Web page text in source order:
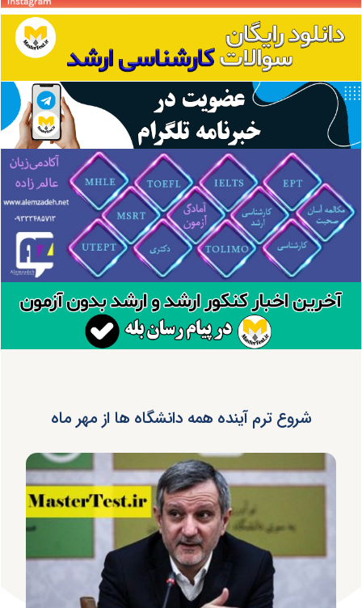
شروع ترم آینده همه دانشگاه ها از مهر ماه